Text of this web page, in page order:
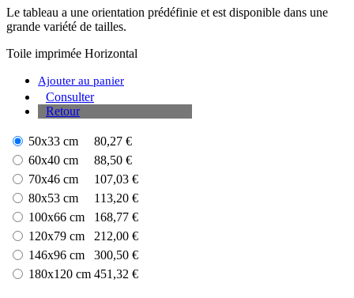
Le tableau a une orientation prédéfinie et est disponible dans une
grande variété de tailles.
Toile imprimée Horizontal
Ajouter au panier
Consulter
Retour
50x33 cm
80,27 €
60x40 cm
88,50 €
70x46 cm
107,03 €
80x53 cm
113,20 €
100x66 cm
168,77 €
120x79 cm
212,00 €
146x96 cm
300,50 €
180x120 cm 451,32 €